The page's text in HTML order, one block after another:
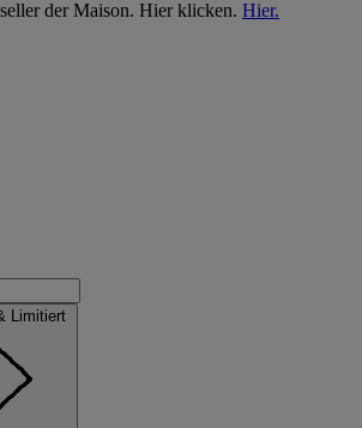
der Maison. Hier klicken. Hier.
Limitiert